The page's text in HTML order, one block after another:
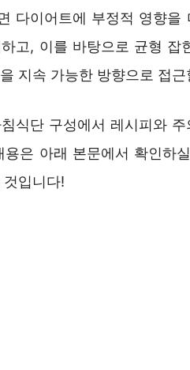
다이어트에 부정적 영향
고, 이를 바탕으로 균형 잡
지속 가능한 방향으로 접
식단 구성에서 레시피와
용은 아래 본문에서 확인하
입니다!